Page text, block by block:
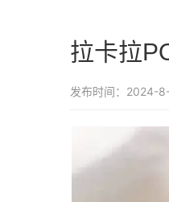
拉卡拉
发布时间：2024-